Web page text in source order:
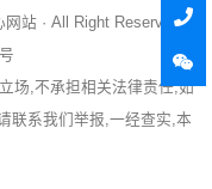
网站 · All Right Reserved ·
场,不承担相关法律责任,如
联系我们举报,一经查实,本